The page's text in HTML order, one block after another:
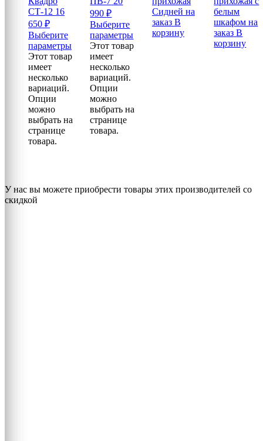
СТ-12 16
650 ₽
Выберите
параметры
Этот товар
имеет
несколько
вариаций.
Опции
можно
выбрать на
странице
товара.
990₽
Выберите
параметры
Этот товар
имеет
несколько
вариаций.
Опции
можно
выбрать на
странице
товара.
Сидней на
заказ В
корзину
белым
шкафом на
заказ В
корзину
У нас вы можете приобрести товары этих производителей со
скидкой